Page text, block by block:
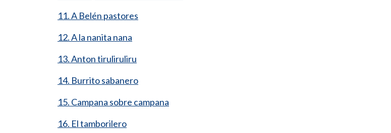
11. A Belén pastores
12. A la nanita nana
13. Anton tiruliruliru
14. Burrito sabanero
15. Campana sobre campana
16. El tamborilero